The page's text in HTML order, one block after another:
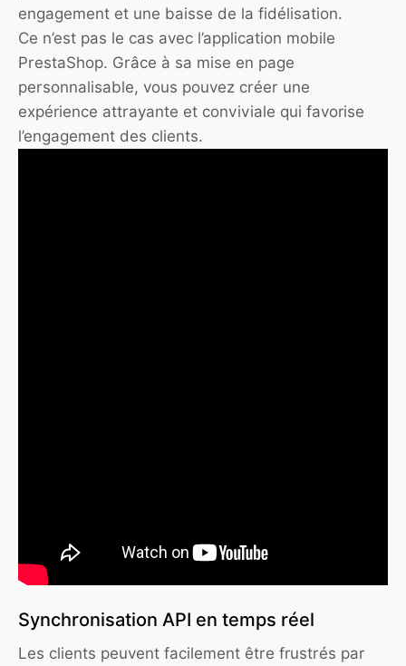
engagement et une baisse de la fidélisation.
Ce n’est pas le cas avec l’application mobile
PrestaShop. Grâce à sa mise en page
personnalisable, vous pouvez créer une
expérience attrayante et conviviale qui favorise
l’engagement des clients.
Synchronisation API en temps réel
Les clients peuvent facilement être frustrés par